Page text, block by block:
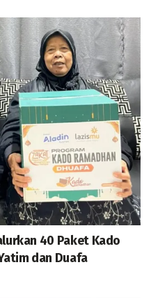
40 Paket Kado
dan Duafa